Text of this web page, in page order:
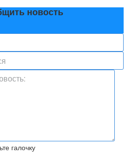
новость
галочку